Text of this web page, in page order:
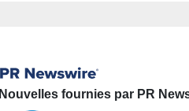
Nouvelles fournies par PR